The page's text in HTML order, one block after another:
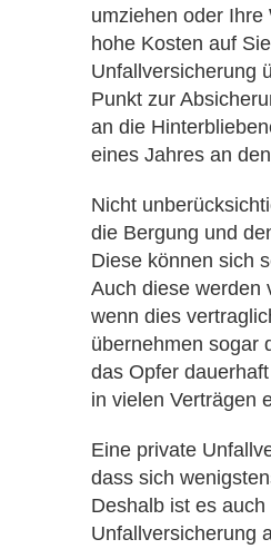
umziehen oder
hohe Kosten auf
Unfallversicherung
Punkt zur
an die
eines Jahres an
Nicht
die Bergung und
Diese können sich
Auch diese werden
wenn dies
übernehmen sogar
das Opfer
in vielen Verträgen
Eine private
dass sich
Deshalb ist es
Unfallversicherung